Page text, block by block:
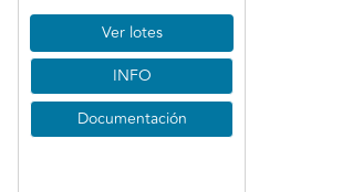
Ver lotes
INFO
Documentación